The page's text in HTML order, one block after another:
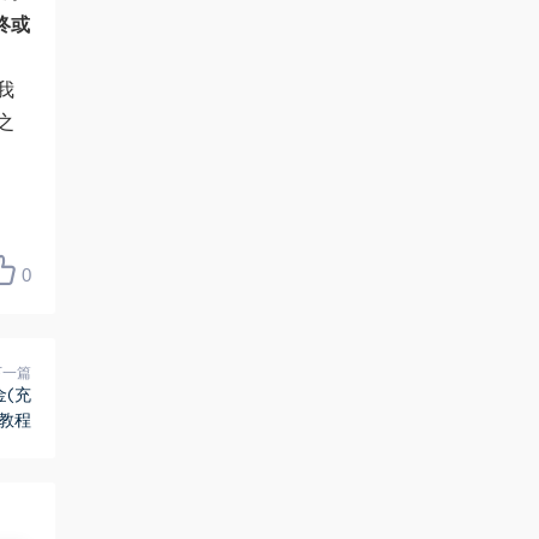
或
0
篇
(充
程